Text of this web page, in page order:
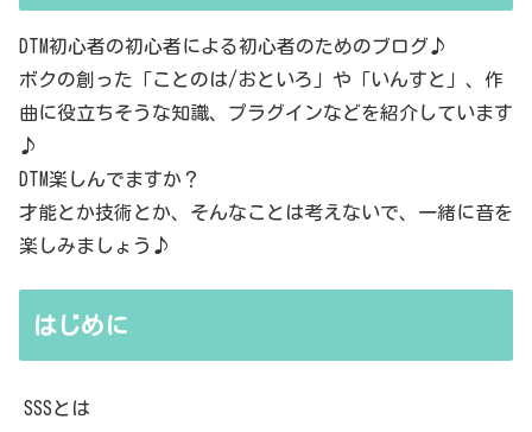
DTM初心者の初心者による初心者のためのブログ♪
ボクの創った「ことのは/おといろ」や「いんすと」、作
曲に役立ちそうな知識、プラグインなどを紹介しています
♪
DTM楽しんでますか？
才能とか技術とか、そんなことは考えないで、一緒に音を
楽しみましょう♪
はじめに
SSSとは